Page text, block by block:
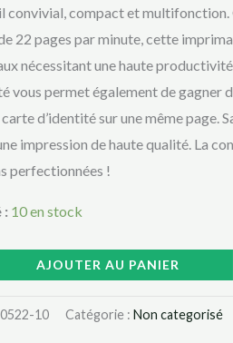
convivial, compact et multifonction.
22 pages par minute, cette
nécessitant une haute
vous permet également de gagner
carte d’identité sur une même page.
impression de haute qualité. La
perfectionnées !
: 10 en stock
AJOUTER AU PANIER
10 Catégorie : Non categorisé